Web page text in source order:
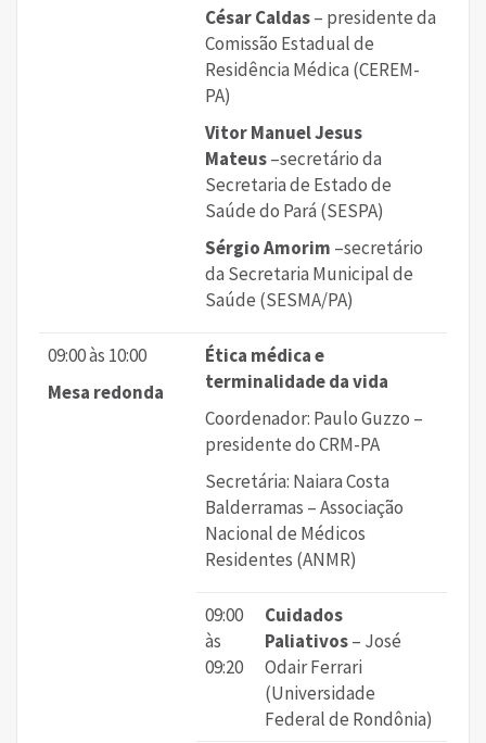
César Caldas– presidente da
Comissão Estadual de
Residência Médica (CEREM-
PA)
Vitor Manuel Jesus
Mateus–secretário da
Secretaria de Estado de
Saúde do Pará (SESPA)
Sérgio Amorim –secretário
da Secretaria Municipal de
Saúde (SESMA/PA)
09:00 às 10:00
Mesa redonda
Ética médica e
terminalidade da vida
Coordenador: Paulo Guzzo –
presidente do CRM-PA
Secretária: Naiara Costa
Balderramas – Associação
Nacional de Médicos
Residentes (ANMR)
09:00
às
09:20
Cuidados
Paliativos– José
Odair Ferrari
(Universidade
Federal de Rondônia)